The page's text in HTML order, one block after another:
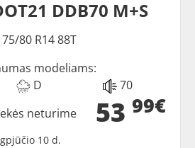
DDB70 M+S
80 R14 88T
modeliams:
D 70
53 99€
neturime
10 d.